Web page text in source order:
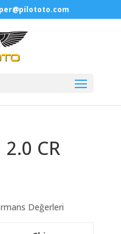
CR
Değerleri